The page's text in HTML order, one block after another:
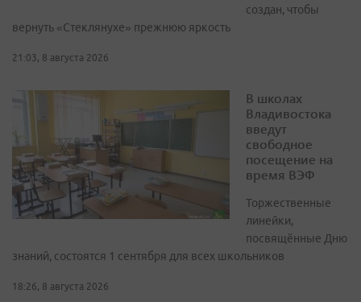
создан, чтобы
вернуть «Стеклянухе» прежнюю яркость
21:03, 8 августа 2026
В школах
Владивостока
введут
свободное
посещение на
время ВЭФ
Торжественные
линейки,
посвящённые Дню
знаний, состоятся 1 сентября для всех школьников
18:26, 8 августа 2026